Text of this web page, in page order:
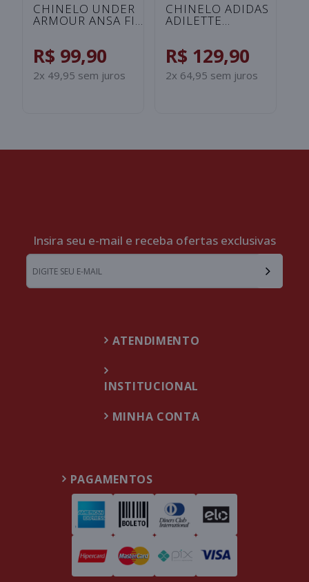
CHINELO UNDER
ARMOUR ANSA FIX
R$ 99,90
2x 49,95 sem juros
CHINELO ADIDAS
ADILETTE
PRETO/BRANCO
R$ 129,90
2x 64,95 sem juros
Insira seu e-mail e receba ofertas exclusivas
ATENDIMENTO
INSTITUCIONAL
MINHA CONTA
PAGAMENTOS